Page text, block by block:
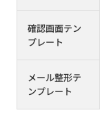
確認画面テン
プレート
メール整形テ
ンプレート